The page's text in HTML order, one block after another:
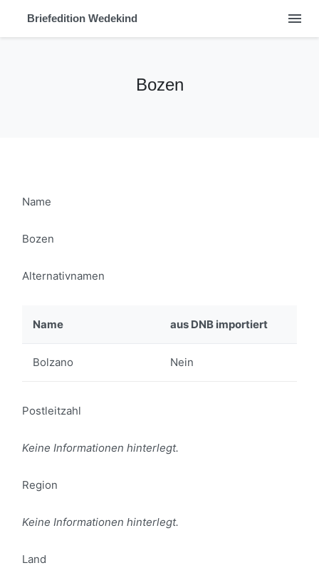
Briefedition Wedekind menu
Bozen
Name
Bozen
Alternativnamen
Name aus DNB importiert
Bolzano Nein
Postleitzahl
Keine Informationen hinterlegt.
Region
Keine Informationen hinterlegt.
Land